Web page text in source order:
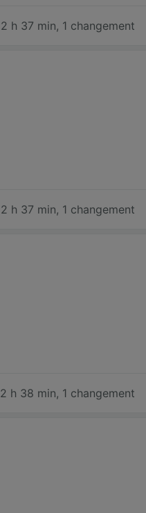
2 h 37 min, 1 changement
2 h 37 min, 1 changement
2 h 38 min, 1 changement